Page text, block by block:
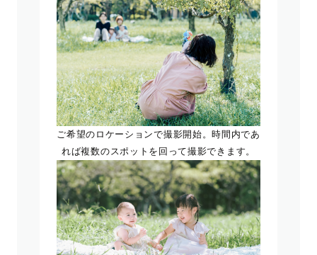
ご希望のロケーションで撮影開始。時間内であ
れば複数のスポットを回って撮影できます。